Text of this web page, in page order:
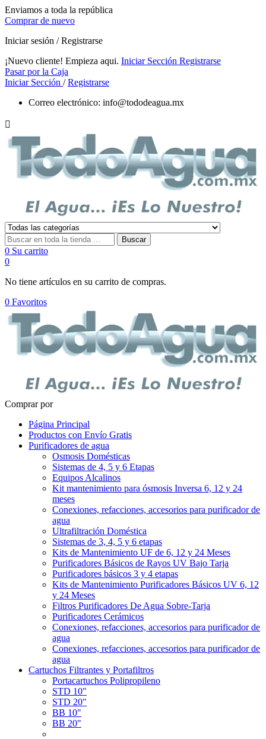
Enviamos a toda la república
Comprar de nuevo
Iniciar sesión / Registrarse
¡Nuevo cliente! Empieza aqui. Iniciar Sección Registrarse
Pasar por la Caja
Iniciar Sección /Registrarse
Correo electrónico: info@tododeagua.mx

Buscar
0 Su carrito
0
No tiene artículos en su carrito de compras.
0 Favoritos
Comprar por
Página Principal
Productos con Envío Gratis
Purificadores de agua
Osmosis Domésticas
Sistemas de 4, 5 y 6 Etapas
Equipos Alcalinos
Kit mantenimiento para ósmosis Inversa 6, 12 y 24
meses
Conexiones, refacciones, accesorios para purificador de
agua
Ultrafiltración Doméstica
Sistemas de 3, 4, 5 y 6 etapas
Kits de Mantenimiento UF de 6, 12 y 24 Meses
Purificadores Básicos de Rayos UV Bajo Tarja
Purificadores básicos 3 y 4 etapas
Kits de Mantenimiento Purificadores Básicos UV 6, 12
y 24 Meses
Filtros Purificadores De Agua Sobre-Tarja
Purificadores Cerámicos
Conexiones, refacciones, accesorios para purificador de
agua
Conexiones, refacciones, accesorios para purificador de
agua
Cartuchos Filtrantes y Portafiltros
Portacartuchos Polipropileno
STD 10"
STD 20"
BB 10"
BB 20"